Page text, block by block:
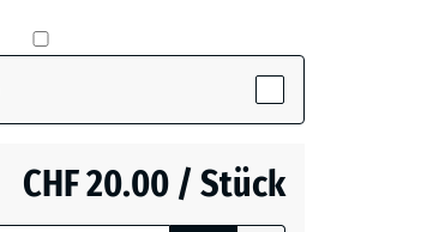
CHF 20.00 / Stück